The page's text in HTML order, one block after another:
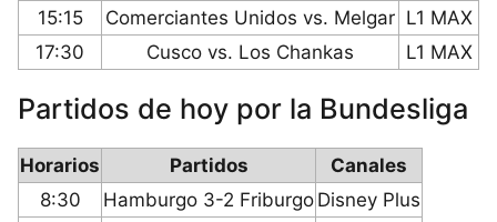
15:15 Comerciantes Unidos vs. Melgar L1 MAX
17:30
Cusco vs. Los Chankas L1 MAX
Partidos de hoy por la Bundesliga
Horarios Partidos
Canales
8:30
Hamburgo 3-2 Friburgo Disney Plus